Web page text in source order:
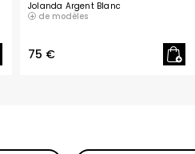
Jolanda Argent Blanc
de modèles
75 €